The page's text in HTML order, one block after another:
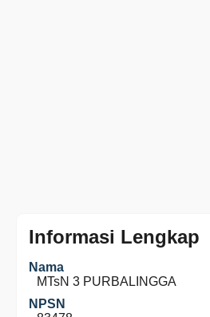
Informasi Lengkap
Nama
MTsN 3 PURBALINGGA
NPSN